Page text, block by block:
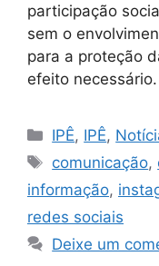
participação
sem o
para a proteção
efeito
IPÊ, IPÊ,
comunicação,
informação,
redes sociais
Deixe um